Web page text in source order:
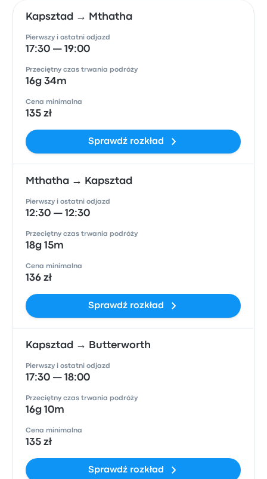
Kapsztad → Mthatha
Pierwszy i ostatni odjazd
17:30 — 19:00
Przeciętny czas trwania podróży
16g 34m
Cena minimalna
135 zł
Sprawdź rozkład
Mthatha → Kapsztad
Pierwszy i ostatni odjazd
12:30 — 12:30
Przeciętny czas trwania podróży
18g 15m
Cena minimalna
136 zł
Sprawdź rozkład
Kapsztad → Butterworth
Pierwszy i ostatni odjazd
17:30 — 18:00
Przeciętny czas trwania podróży
16g 10m
Cena minimalna
135 zł
Sprawdź rozkład